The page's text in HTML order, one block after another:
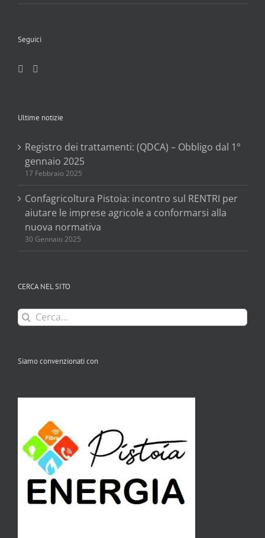
Seguici
Ultime notizie
Registro dei trattamenti: (QDCA) – Obbligo dal 1°
gennaio 2025
17 Febbraio 2025
Confagricoltura Pistoia: incontro sul RENTRI per
aiutare le imprese agricole a conformarsi alla
nuova normativa
30 Gennaio 2025
CERCA NEL SITO
Cerca
per:
Siamo convenzionati con